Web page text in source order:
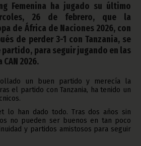
Femenina ha jugado su último
26 de febrero, que la
de África de Naciones 2026, con
de perder 3-1 con Tanzania, se
partido, para seguir jugando en las
2026.
un buen partido y merecía la
el partido con Tanzania, ha tenido un
lo han dado todo. Tras dos años sin
no pueden ser buenos en tan poco
y partidos amistosos para seguir